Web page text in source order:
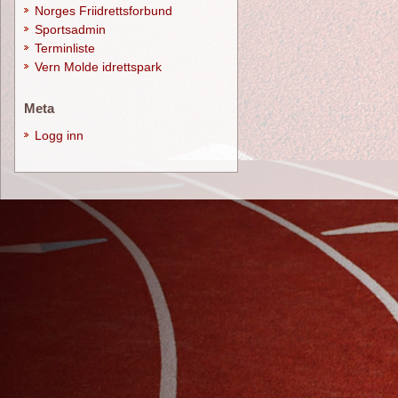
Norges Friidrettsforbund
Sportsadmin
Terminliste
Vern Molde idrettspark
Meta
Logg inn